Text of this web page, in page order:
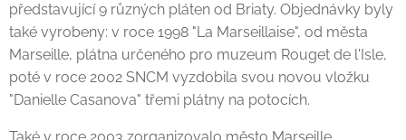
představující 9 různých pláten od Briaty. Objednávky byly
také vyrobeny: v roce 1998 "La Marseillaise", od města
Marseille, plátna určeného pro muzeum Rouget de l'Isle,
poté v roce 2002 SNCM vyzdobila svou novou vložku
"Danielle Casanova" třemi plátny na potocích.